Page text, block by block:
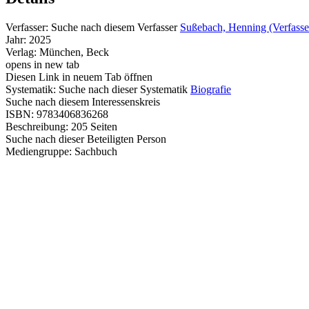
Verfasser: Suche nach diesem Verfasser Sußebach, Henning
Jahr: 2025
Verlag: München, Beck
opens in new tab
Diesen Link in neuem Tab öffnen
Systematik: Suche nach dieser Systematik Biografie
Suche nach diesem Interessenskreis
ISBN: 9783406836268
Beschreibung: 205 Seiten
Suche nach dieser Beteiligten Person
Mediengruppe: Sachbuch